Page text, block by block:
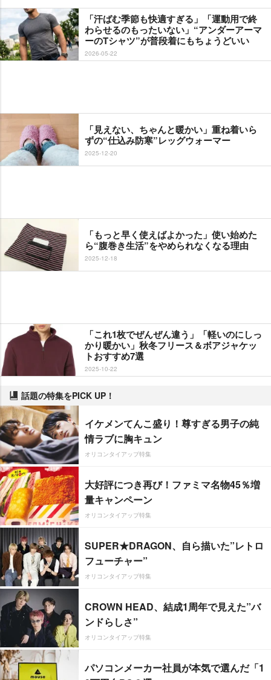
「汗ばむ季節も快適すぎる」「運動用で終
わらせるのもったいない」“アンダーアーマ
ーのTシャツ”が普段着にもちょうどいい
2026-05-22
「見えない、ちゃんと暖かい」重ね着いら
ずの“仕込み防寒”レッグウォーマー
2025-12-20
「もっと早く使えばよかった」使い始めた
ら“腹巻き生活”をやめられなくなる理由
2025-12-18
「これ1枚でぜんぜん違う」「軽いのにしっ
かり暖かい」秋冬フリース＆ボアジャケッ
トおすすめ7選
2025-10-22
話題の特集をPICK UP！
イケメンてんこ盛り！尊すぎる男子の純
情ラブに胸キュン
オリコンタイアップ特集
大好評につき再び！ファミマ名物45％増
量キャンペーン
オリコンタイアップ特集
SUPER★DRAGON、自ら描いた”レトロ
フューチャー”
オリコンタイアップ特集
CROWN HEAD、結成1周年で見えた”バ
ンドらしさ”
オリコンタイアップ特集
パソコンメーカー社員が本気で選んだ「1